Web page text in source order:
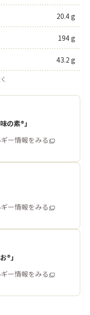
20.4 g
194 g
43.2 g
の素®」
ー情報をみる
ー情報をみる
®」
ー情報をみる